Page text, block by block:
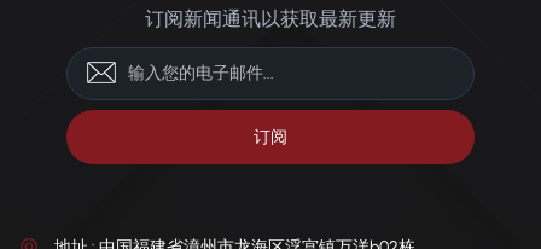
订阅新闻通讯以获取最新更新